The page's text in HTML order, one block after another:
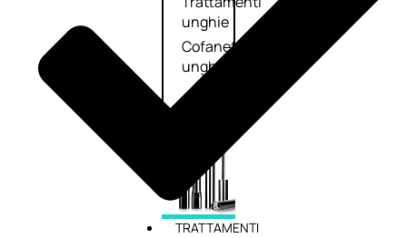
unghie
Cofanetti
unghie
TRATTAMENTI